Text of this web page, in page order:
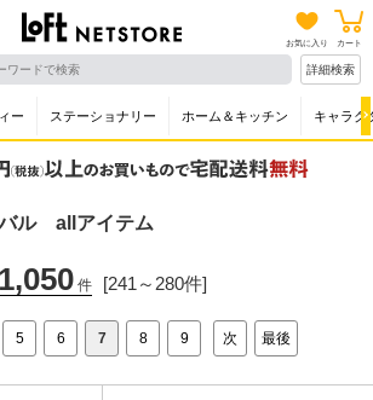
お気に入り カート
詳細検索
ー ステーショナリー ホーム＆キッチン キャラク
ル allアイテム
1,050件 [241～280件]
5 6 7 8 9 次 最後